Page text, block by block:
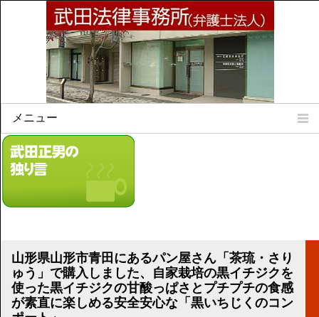
メニュー
Home
所属弁護士
法律相談案内
リンク集
顧問契約について
山形県山形市青田にあるパン屋さん「茶琉・さり
ゅう」で購入しました、自家栽培の黒イチジクを
使った黒イチジクの甘酸っぱさとプチプチの食感
が素直に楽しめる安全安心な「黒いちじくのコン